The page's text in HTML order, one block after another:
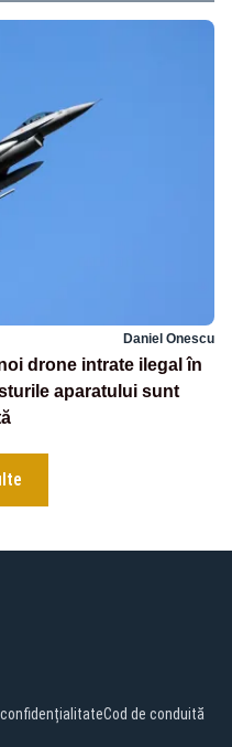
Daniel Onescu
drone intrate ilegal în
aparatului sunt
Cod de conduită